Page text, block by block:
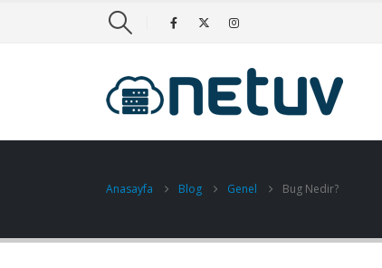
Anasayfa Blog Genel Bug Nedir?